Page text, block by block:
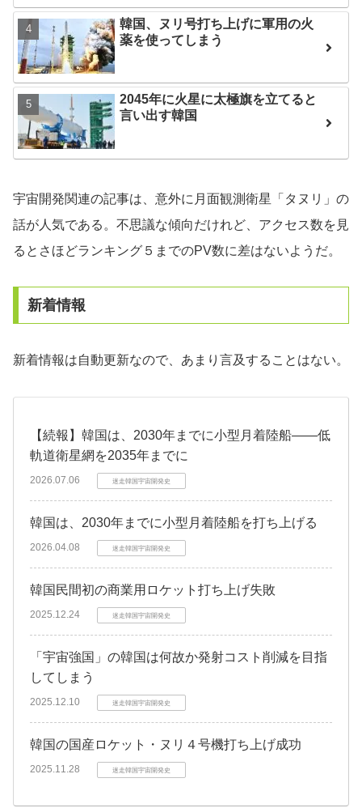
韓国、ヌリ号打ち上げに軍用の火
薬を使ってしまう
2045年に火星に太極旗を立てると
言い出す韓国
宇宙開発関連の記事は、意外に月面観測衛星「タヌリ」の
話が人気である。不思議な傾向だけれど、アクセス数を見
るとさほどランキング５までのPV数に差はないようだ。
新着情報
新着情報は自動更新なので、あまり言及することはない。
【続報】韓国は、2030年までに小型月着陸船――低
軌道衛星網を2035年までに
2026.07.06 迷走韓国宇宙開発史
韓国は、2030年までに小型月着陸船を打ち上げる
2026.04.08 迷走韓国宇宙開発史
韓国民間初の商業用ロケット打ち上げ失敗
2025.12.24 迷走韓国宇宙開発史
「宇宙強国」の韓国は何故か発射コスト削減を目指
してしまう
2025.12.10 迷走韓国宇宙開発史
韓国の国産ロケット・ヌリ４号機打ち上げ成功
2025.11.28 迷走韓国宇宙開発史